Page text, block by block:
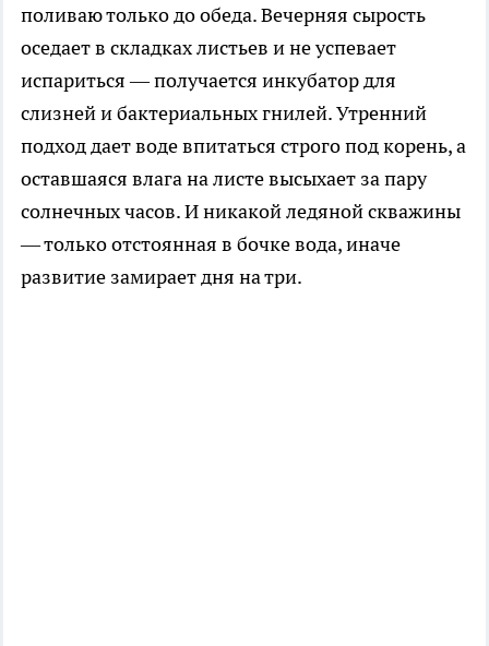
поливаю только до обеда. Вечерняя сырость
оседает в складках листьев и не успевает
испариться — получается инкубатор для
слизней и бактериальных гнилей. Утренний
подход дает воде впитаться строго под корень, а
оставшаяся влага на листе высыхает за пару
солнечных часов. И никакой ледяной скважины
— только отстоянная в бочке вода, иначе
развитие замирает дня на три.